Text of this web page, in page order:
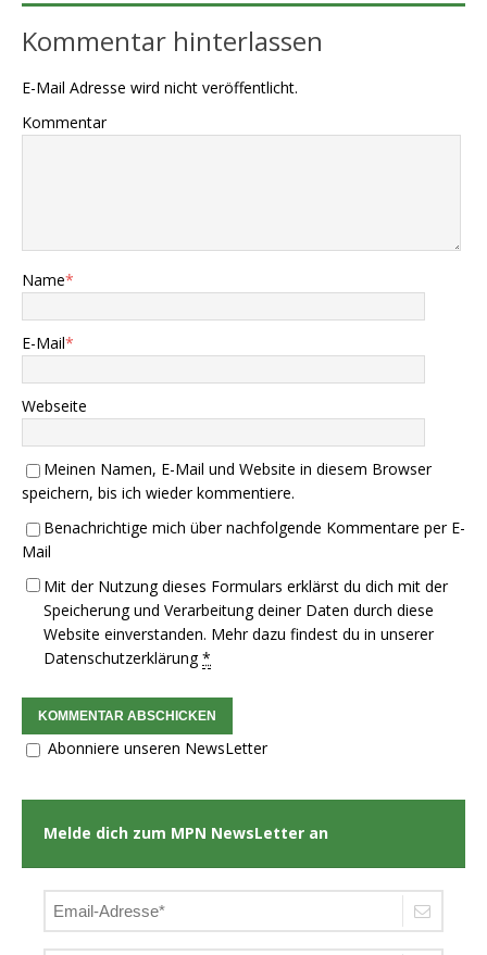
Kommentar hinterlassen
E-Mail Adresse wird nicht veröffentlicht.
Kommentar
Name*
E-Mail*
Webseite
Meinen Namen, E-Mail und Website in diesem Browser
speichern, bis ich wieder kommentiere.
Benachrichtige mich über nachfolgende Kommentare per E-
Mail
Mit der Nutzung dieses Formulars erklärst du dich mit der
Speicherung und Verarbeitung deiner Daten durch diese
Website einverstanden. Mehr dazu findest du in unserer
Datenschutzerklärung *
Abonniere unseren NewsLetter
Melde dich zum MPN NewsLetter an